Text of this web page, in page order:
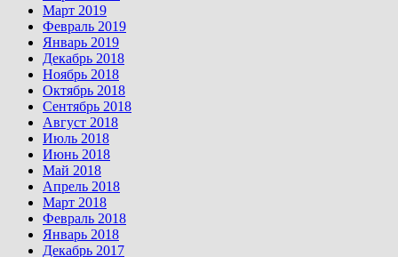
Март 2019
Февраль 2019
Январь 2019
Декабрь 2018
Ноябрь 2018
Октябрь 2018
Сентябрь 2018
Август 2018
Июль 2018
Июнь 2018
Май 2018
Апрель 2018
Март 2018
Февраль 2018
Январь 2018
Декабрь 2017